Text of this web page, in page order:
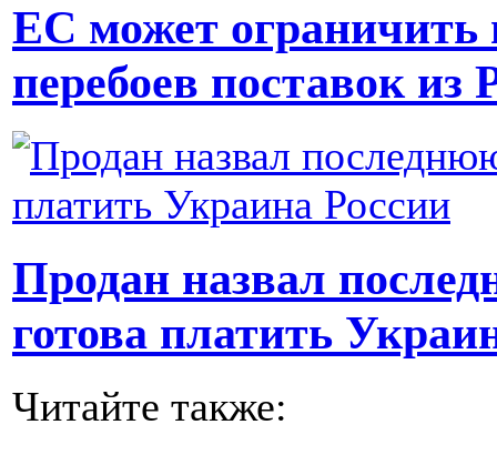
ЕС может ограничить
перебоев поставок из
Продан назвал
готова платить
Читайте также: